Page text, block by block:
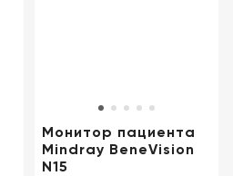
Монитор пациента
Mindray BeneVision
N15